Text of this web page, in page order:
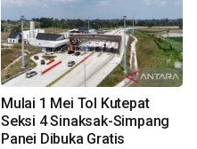
Mulai 1 Mei Tol Kutepat
Seksi 4 Sinaksak-Simpang
Panei Dibuka Gratis